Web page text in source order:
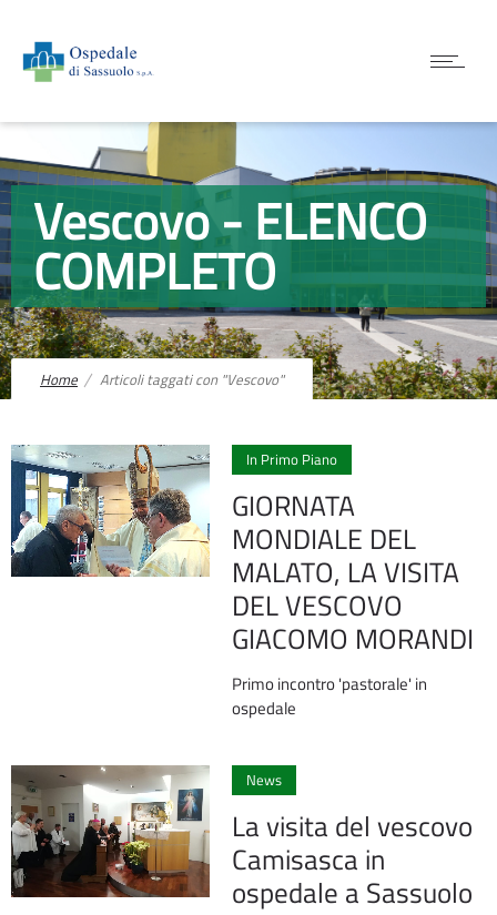
Vescovo - ELENCO
COMPLETO
Home Articoli taggati con "Vescovo"
In Primo Piano
GIORNATA
MONDIALE DEL
MALATO, LA VISITA
DEL VESCOVO
GIACOMO MORANDI
Primo incontro 'pastorale' in
ospedale
News
La visita del vescovo
Camisasca in
ospedale a Sassuolo